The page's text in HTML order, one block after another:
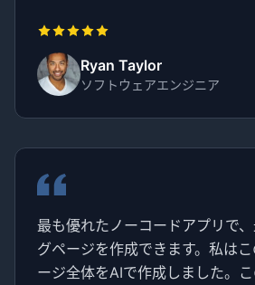
Ryan Taylor
ソフトウェアエンジニア
最も優れたノーコードアプリで
グページを作成できます。私は
ージ全体をAIで作成しました。